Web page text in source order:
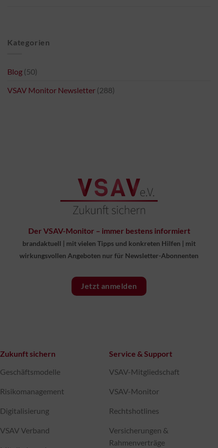
Kategorien
Blog (50)
VSAV Monitor Newsletter (288)
Der VSAV-Monitor – immer bestens informiert
brandaktuell | mit vielen Tipps und konkreten Hilfen | mit
wirkungsvollen Angeboten nur für Newsletter-Abonnenten
Jetzt anmelden
Zukunft sichern
Geschäftsmodelle
Risikomanagement
Digitalisierung
VSAV Verband
Service & Support
VSAV-Mitgliedschaft
VSAV-Monitor
Rechtshotlines
Versicherungen &
Rahmenverträge